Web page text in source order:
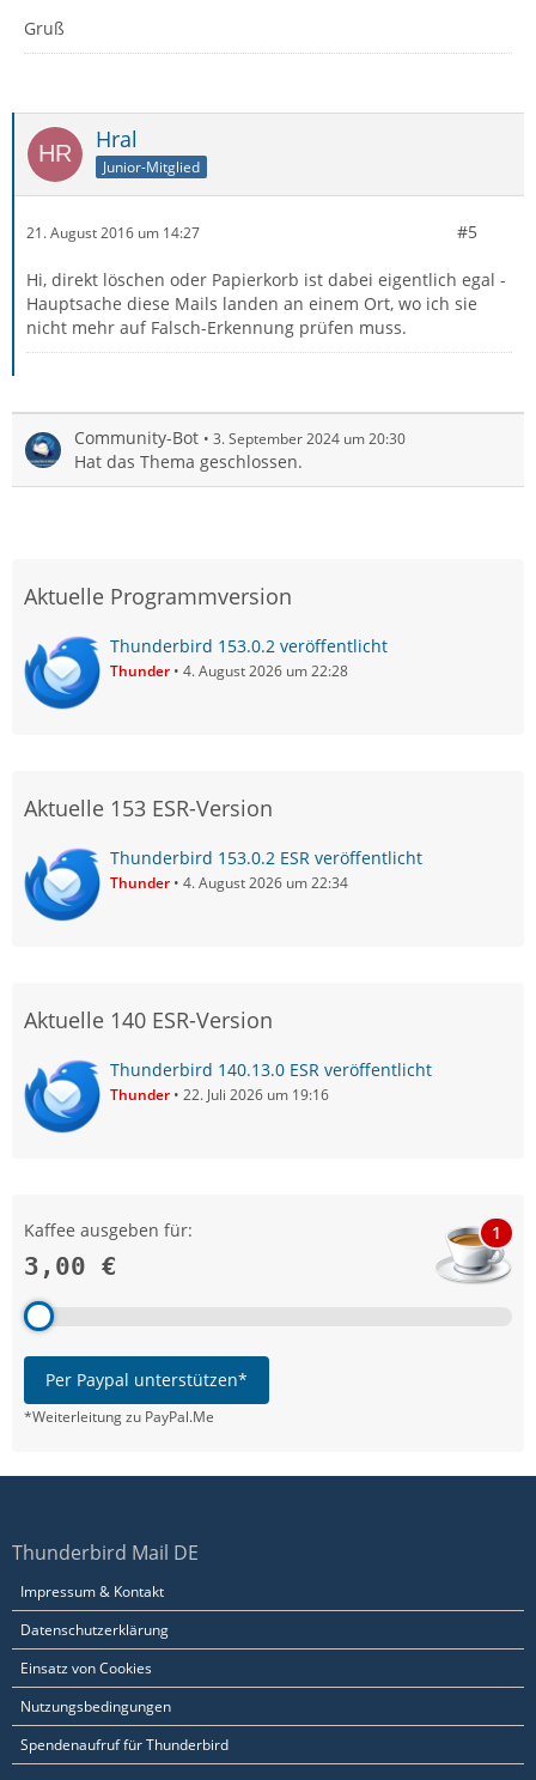
Gruß
Hral
Junior-Mitglied
21. August 2016 um 14:27 #5
Hi, direkt löschen oder Papierkorb ist dabei eigentlich egal -
Hauptsache diese Mails landen an einem Ort, wo ich sie
nicht mehr auf Falsch-Erkennung prüfen muss.
Community-Bot 3. September 2024 um 20:30
Hat das Thema geschlossen.
Aktuelle Programmversion
Thunderbird 153.0.2 veröffentlicht
Thunder 4. August 2026 um 22:28
Aktuelle 153 ESR-Version
Thunderbird 153.0.2 ESR veröffentlicht
Thunder 4. August 2026 um 22:34
Aktuelle 140 ESR-Version
Thunderbird 140.13.0 ESR veröffentlicht
Thunder 22. Juli 2026 um 19:16
Kaffee ausgeben für:
3,00 €
1
Per Paypal unterstützen*
*Weiterleitung zu PayPal.Me
Thunderbird Mail DE
Impressum & Kontakt
Datenschutzerklärung
Einsatz von Cookies
Nutzungsbedingungen
Spendenaufruf für Thunderbird